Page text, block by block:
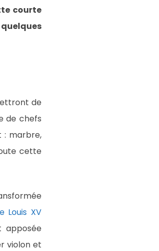
courte
de
de chefs
: marbre,
cette
Louis XV
violon et